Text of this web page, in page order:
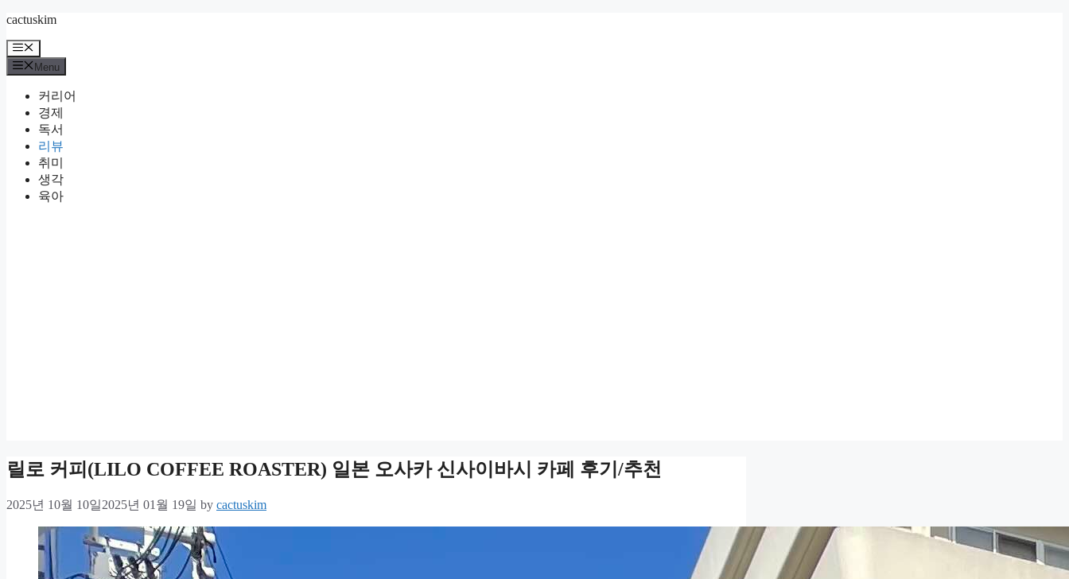
Skip
content
cactuskim
Menu
Menu
커리어
경제
독서
리뷰
취미
생각
육아
릴로 커피(LILO COFFEE ROASTER) 일본 오사카 신사이바시 카페 후기/추천
2025년 10월 10일2025년 01월 19일 by cactuskim